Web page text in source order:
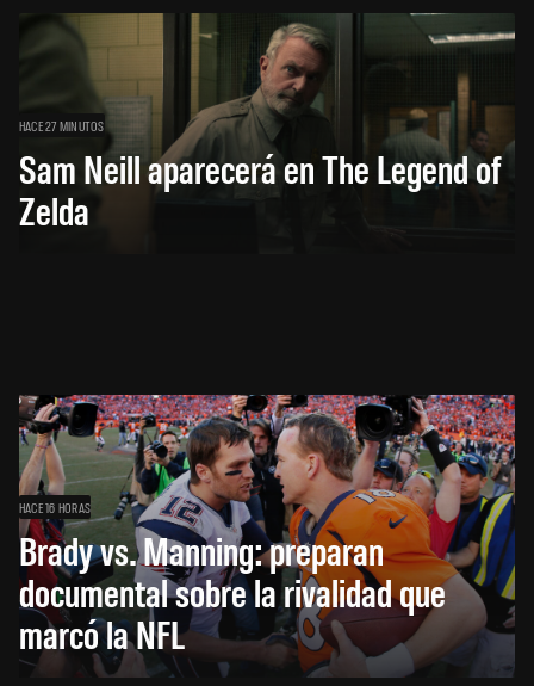
HACE 27 MINUTOS
Sam Neill aparecerá en The Legend of
Zelda
HACE 16 HORAS
Brady vs. Manning: preparan
documental sobre la rivalidad que
marcó la NFL